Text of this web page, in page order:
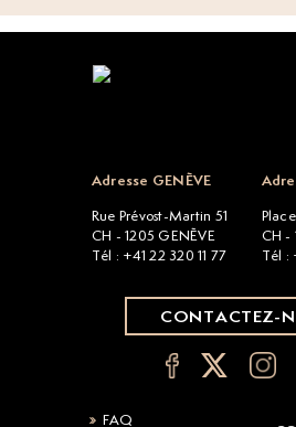
Adresse GENÈVE
Rue Prévost-Martin 51
CH - 1205 GENÈVE
Tél : +41 22 320 11 77
CH -
Tél :
CONTACTEZ-
FAQ